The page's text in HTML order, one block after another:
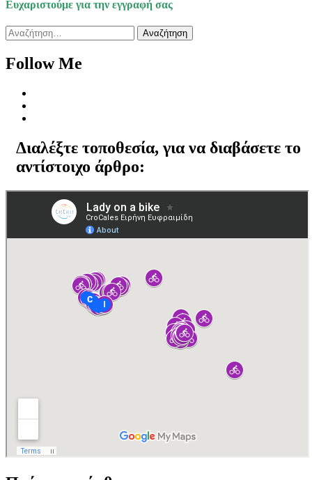
Ευχαριστούμε για την εγγραφή σας
Αναζήτηση
για:
Follow Me
Διαλέξτε τοποθεσία, για να διαβάσετε το
αντίστοιχο άρθρο: